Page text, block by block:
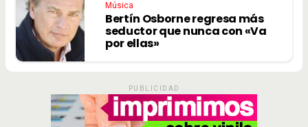
Música
Bertín Osborne regresa más
seductor que nunca con «Va
por ellas»
PUBLICIDAD